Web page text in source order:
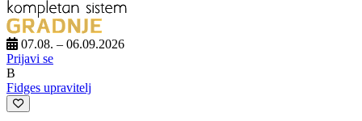
07.08. – 06.09.2026
Prijavi se
B
Fidges upravitelj